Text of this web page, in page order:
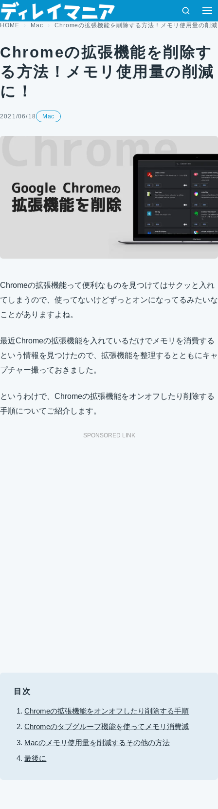
コンテンツへスキップ
検索
HOME Mac Chromeの拡張機能を削除する方法！メモリ使用量の削
Chromeの拡張機能を削除す
る方法！メモリ使用量の削減
に！
2021/06/18 Mac
Chromeの拡張機能って便利なものを見つけてはサクッと入れ
てしまうので、使ってないけどずっとオンになってるみたいな
ことがありますよね。
最近Chromeの拡張機能を入れているだけでメモリを消費する
という情報を見つけたので、拡張機能を整理するとともにキャ
プチャー撮っておきました。
というわけで、Chromeの拡張機能をオンオフしたり削除する
手順についてご紹介します。
SPONSORED LINK
目次
Chromeの拡張機能をオンオフしたり削除する手順
Chromeのタブグループ機能を使ってメモリ消費減
Macのメモリ使用量を削減するその他の方法
最後に